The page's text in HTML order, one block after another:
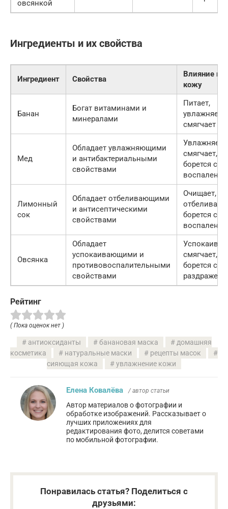
овсянкой
Ингредиенты и их свойства
Ингредиент Свойства
Влияние на
кожу
Банан
Богат витаминами и
минералами
Питает,
увлажняет,
смягчает
Мед
Обладает увлажняющими
и антибактериальными
свойствами
Увлажняет,
смягчает,
борется с
Лимонный
сок
Обладает отбеливающими
и антисептическими
свойствами
Очищает,
отбеливает,
борется с
Овсянка
Обладает
успокаивающими и
противовоспалительными
свойствами
смягчает,
борется с
Рейтинг
( Пока оценок нет )
антиоксиданты банановая маска
домашняя
косметика
натуральные маски
рецепты масок
сияющая кожа
увлажнение кожи
Елена Ковалёва / автор статьи
Автор материалов о фотографии и
обработке изображений. Рассказывает о
лучших приложениях для
редактирования фото, делится советами
по мобильной фотографии.
Понравилась статья? Поделиться с
друзьями: